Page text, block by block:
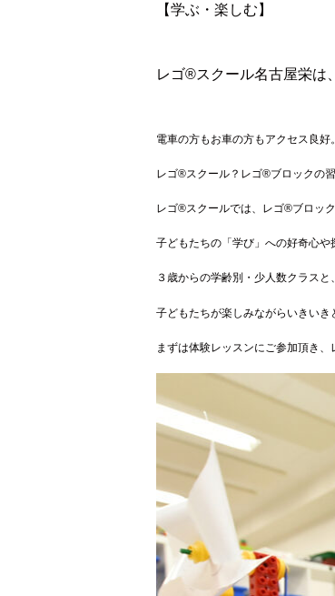
【学ぶ・楽しむ】
レゴ®スクール名古屋栄は
電車の方もお車の方もアクセス良
レゴ®スクール？レゴ®ブロックの
レゴ®スクールでは、レゴ®ブロッ
子どもたちの「学び」への好奇心
３歳からの学齢別・少人数クラス
子どもたちが楽しみながらいきいき
まずは体験レッスンにご参加頂き、